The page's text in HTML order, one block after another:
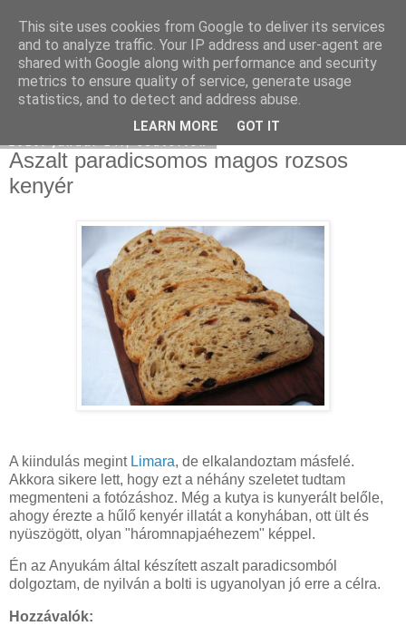
Moha Konyha
Aszalt paradicsomos magos rozsos
kenyér
A kiindulás megint Limara, de elkalandoztam másfelé.
Akkora sikere lett, hogy ezt a néhány szeletet tudtam
megmenteni a fotózáshoz. Még a kutya is kunyerált belőle,
ahogy érezte a hűlő kenyér illatát a konyhában, ott ült és
nyüszögött, olyan "háromnapjaéhezem" képpel.
Én az Anyukám által készített aszalt paradicsomból
dolgoztam, de nyilván a bolti is ugyanolyan jó erre a célra.
Hozzávalók:
This site uses cookies from Google to deliver its services
and to analyze traffic. Your IP address and user-agent are
shared with Google along with performance and security
metrics to ensure quality of service, generate usage
statistics, and to detect and address abuse.
LEARN MORE GOT IT